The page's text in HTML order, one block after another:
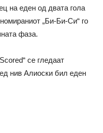
на еден од двата гола
„Би-Би-Си“ го
фаза.
се гледаат
нив Алиоски бил еден